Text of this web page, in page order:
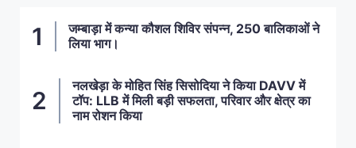
जम्बाड़ा में कन्या कौशल शिविर संपन्न, 250 बालिकाओं ने
लिया भाग।
नलखेड़ा के मोहित सिंह सिसोदिया ने किया DAVV में
टॉप: LLB में मिली बड़ी सफलता, परिवार और क्षेत्र का
नाम रोशन किया